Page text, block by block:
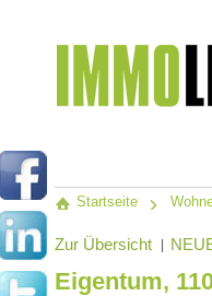
Startseite
Zur Übersicht |
Eigentum,